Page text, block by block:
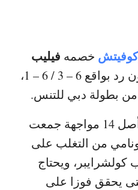
خصمه فيليب
بمجموعتين دون رد بواقع 6 – 3 / 6 – 1،
من بطولة دبي للتنس.
وهي المواجهة الـ 12 من أصل 14 مواجهة جمعت
من التغلب على
المصنف 80 فيليب كولشرايبر، ويحتاج
حتى يحقق فوزا على